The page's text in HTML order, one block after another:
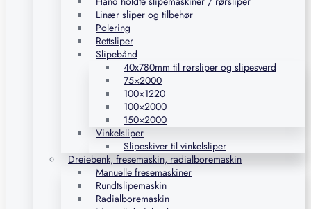
Linær sliper og tilbehør
Polering
Rettsliper
Slipebånd
40x780mm til rørsliper og slipesverd
75×2000
100×1220
100×2000
150×2000
Vinkelsliper
Slipeskiver til vinkelsliper
Dreiebenk, fresemaskin, radialboremaskin
Manuelle fresemaskiner
Rundtslipemaskin
Radialboremaskin